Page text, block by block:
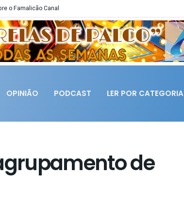
o Famalicão Canal
OPINIÃO PODCAST LER POR CATEGORIA
de